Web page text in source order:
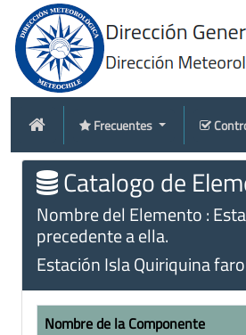
Frecuentes
Catalogo de
Nombre del Elemento :
precedente a ella.
Estación Isla Quiriquina
Nombre de la Componente